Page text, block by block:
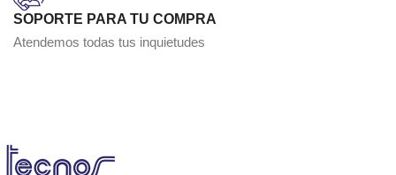
SOPORTE PARA TU COMPRA
Atendemos todas tus inquietudes